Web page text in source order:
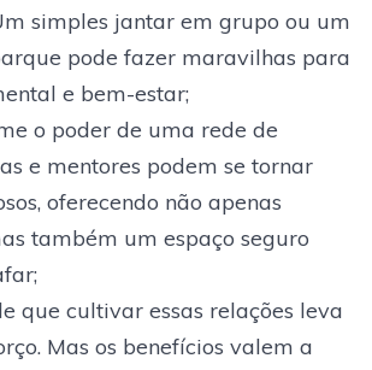
simples jantar em grupo ou um
pode fazer maravilhas para
e bem-estar;
o poder de uma rede de
e mentores podem se tornar
oferecendo não apenas
também um espaço seguro
que cultivar essas relações leva
Mas os benefícios valem a